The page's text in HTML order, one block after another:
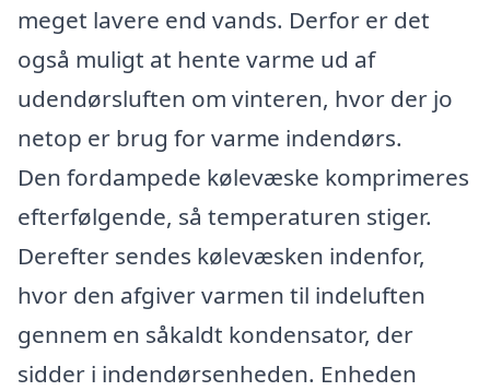
meget lavere end vands. Derfor er det
også muligt at hente varme ud af
udendørsluften om vinteren, hvor der jo
netop er brug for varme indendørs.
Den fordampede kølevæske komprimeres
efterfølgende, så temperaturen stiger.
Derefter sendes kølevæsken indenfor,
hvor den afgiver varmen til indeluften
gennem en såkaldt kondensator, der
sidder i indendørsenheden. Enheden